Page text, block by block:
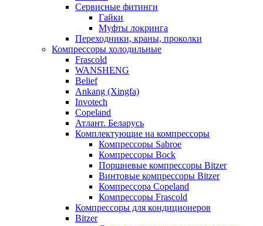
Сервисные фитинги
Гайки
Муфты локринга
Переходники, краны, проколки
Компрессоры холодильные
Frascold
WANSHENG
Belief
Ankang (Xingfa)
Invotech
Copeland
Атлант. Беларусь
Комплектующие на компрессоры
Компрессоры Sabroe
Компрессоры Bock
Поршневые компрессоры Bitzer
Винтовые компрессоры Bitzer
Компрессора Copeland
Компрессоры Frascold
Компрессоры для кондиционеров
Bitzer